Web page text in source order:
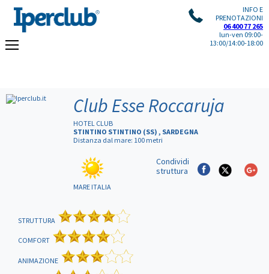
INFO E
PRENOTAZIONI
06 400 77 265
lun-ven 09:00-
13:00/14:00-18:00
Club Esse Roccaruja
HOTEL CLUB
STINTINO STINTINO (SS) , SARDEGNA
Distanza dal mare: 100 metri
MARE ITALIA
Condividi
struttura
STRUTTURA
COMFORT
ANIMAZIONE